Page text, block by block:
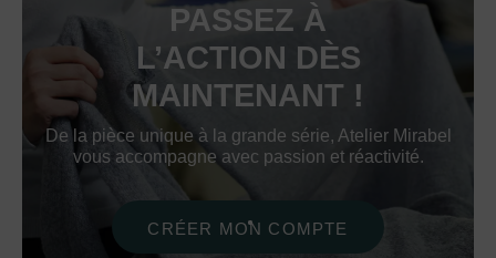
PASSEZ À
L’ACTION DÈS
MAINTENANT !
De la pièce unique à la grande série, Atelier Mirabel
vous accompagne avec passion et réactivité.
CRÉER MON COMPTE